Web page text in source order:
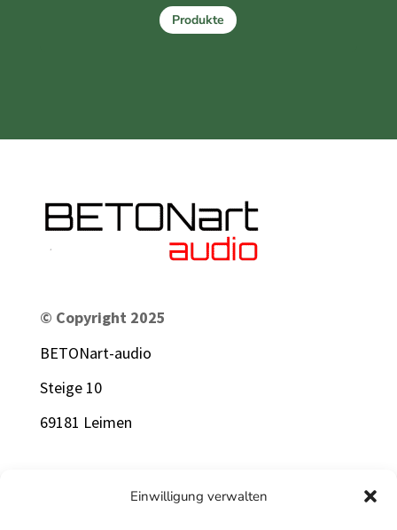
Einwilligung verwalten
Produkte
© Copyright 2025
BETONart-audio
Steige 10
69181 Leimen